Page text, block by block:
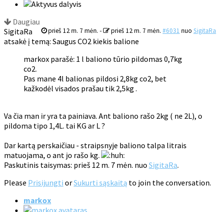
Daugiau
prieš 12 m. 7 mėn. - prieš 12 m. 7 mėn. #6031 nuo SigitaRa
SigitaRa
atsakė į temą: Saugus CO2 kiekis balione
markox parašė: 1 l baliono tūrio pildomas 0,7kg
co2.
Pas mane 4l balionas pildosi 2,8kg co2, bet
kažkodėl visados prašau tik 2,5kg .
Va čia man ir yra ta painiava. Ant baliono rašo 2kg ( ne 2L), o
pildoma tipo 1,4L. tai KG ar L ?
Dar kartą perskaičiau - straipsnyje baliono talpa litrais
matuojama, o ant jo rašo kg.
Paskutinis taisymas: prieš 12 m. 7 mėn. nuo SigitaRa.
Please Prisijungti orSukurti sąskaitą to join the conversation.
markox